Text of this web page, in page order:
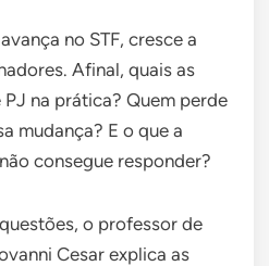
no STF, cresce a
Afinal, quais as
na prática? Quem perde
mudança? E o que a
consegue responder?
o professor de
Cesar explica as